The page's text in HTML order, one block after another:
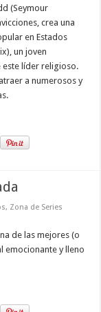
(Seymour
crea una
en Estados
un joven
este líder religioso.
a numerosos y
, Zona de Series
de las mejores (o
emocionante y lleno